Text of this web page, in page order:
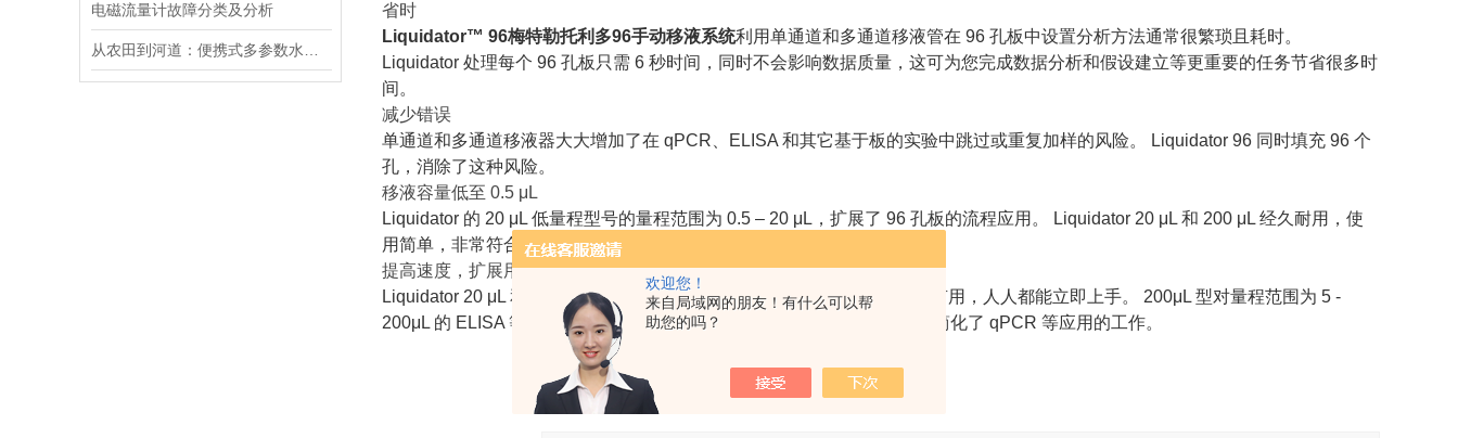
欢迎您！
来自局域网的朋友！有什么可以帮
助您的吗？
电磁流量计故障分类及分析
省时
Liquidator™ 96梅特勒托利多96手动移液系统利用单通道和多通道移液管在 96 孔板中设置分析方法通常很繁琐且耗时。
Liquidator 处理每个 96 孔板只需 6 秒时间，同时不会影响数据质量，这可为您完成数据分析和假设建立等更重要的任务节省很多时
间。
减少错误
单通道和多通道移液器大大增加了在 qPCR、ELISA 和其它基于板的实验中跳过或重复加样的风险。 Liquidator 96 同时填充 96 个
孔，消除了这种风险。
移液容量低至 0.5 μL
Liquidator 的 20 μL 低量程型号的量程范围为 0.5 – 20 μL，扩展了 96 孔板的流程应用。 Liquidator 20 μL 和 200 μL 经久耐用，使
用简单，非常符合人体工程学，能提供高的可用度和精度规格。
提高速度，扩展用途
Liquidator 20 μL 和 200μL 是几乎不需要培训的手动装置，在实验室中很有用，人人都能立即上手。 200μL 型对量程范围为 5 -
200μL 的 ELISA 等实验来说是理想之选。 20μL 型的量程可低至 0.5μL，简化了 qPCR 等应用的工作。